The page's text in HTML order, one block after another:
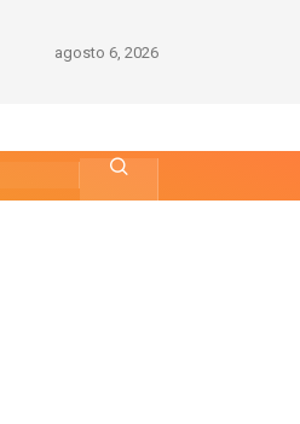
agosto 6, 2026